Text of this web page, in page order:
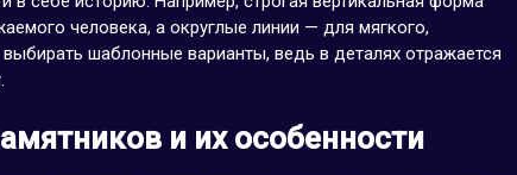
человека, а округлые линии — для мягкого,
шаблонные варианты, ведь в деталях отражается
и их особенности